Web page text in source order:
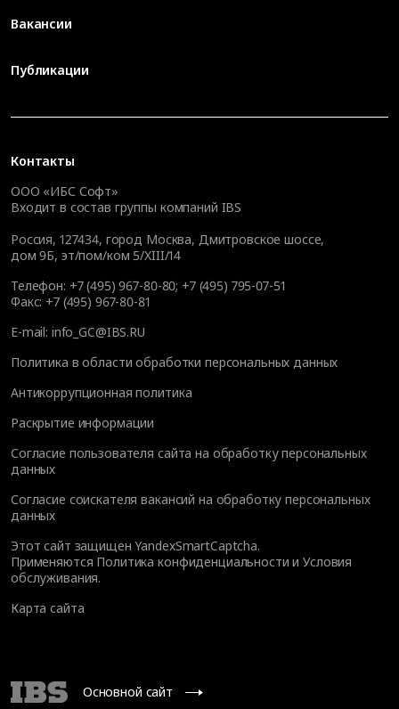
Контакты
ООО «ИБС Софт»
Входит в состав группы компаний IBS
Россия, 127434, город Москва, Дмитровское шоссе,
дом 9Б, эт/пом/ком 5/XIII/14
Телефон: +7 (495) 967-80-80; +7 (495) 795-07-51
Факс: +7 (495) 967-80-81
E-mail: info_GC@IBS.RU
Политика в области обработки персональных данных
Антикоррупционная политика
Раскрытие информации
Согласие пользователя сайта на обработку персональных
данных
Согласие соискателя вакансий на обработку персональных
данных
Этот сайт защищен YandexSmartCaptcha.
Применяются Политика конфиденциальности иУсловия
обслуживания.
Карта сайта
Вакансии
Публикации
Основной сайт